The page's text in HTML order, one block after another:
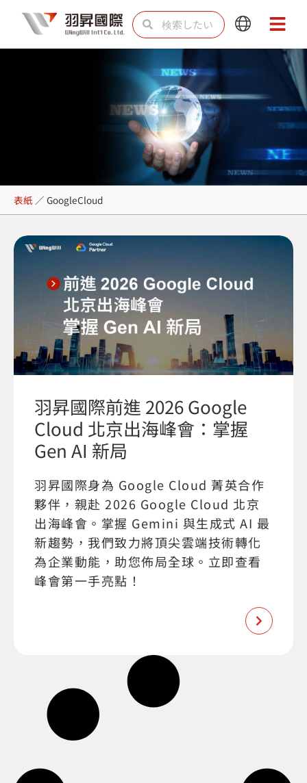
を
検
索 索
Main
Menu
Main
Menu
GoogleCloud
表紙 ／ GoogleCloud
羽昇國際前進 2026 Google
Cloud 北京出海峰會：掌握
Gen AI 新局
羽昇國際身為 Google Cloud 菁英合作
夥伴，親赴 2026 Google Cloud 北京
出海峰會。掌握 Gemini 與生成式 AI 最
新趨勢，我們致力將頂尖雲端技術轉化
為企業動能，助您佈局全球。立即查看
峰會第一手亮點！